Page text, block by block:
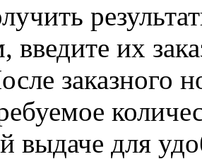
введите их
заказного
выдаче для